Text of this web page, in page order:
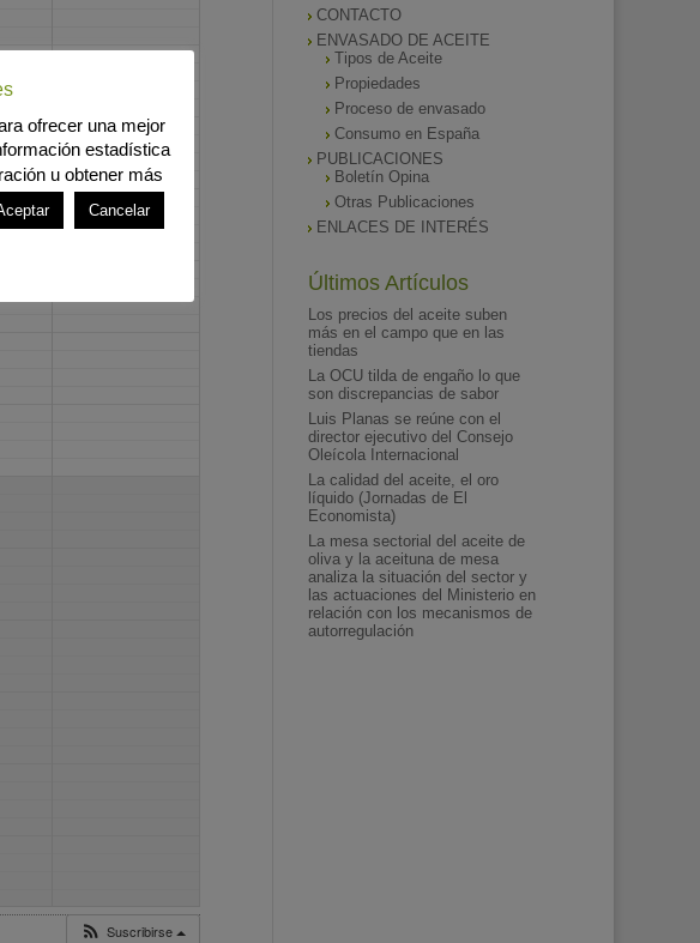
Suscribirse
CONTACTO
ENVASADO DE ACEITE
Tipos de Aceite
Propiedades
Proceso de envasado
Consumo en España
PUBLICACIONES
Boletín Opina
Otras Publicaciones
ENLACES DE INTERÉS
Últimos Artículos
Los precios del aceite suben
más en el campo que en las
tiendas
La OCU tilda de engaño lo que
son discrepancias de sabor
Luis Planas se reúne con el
director ejecutivo del Consejo
Oleícola Internacional
La calidad del aceite, el oro
líquido (Jornadas de El
Economista)
La mesa sectorial del aceite de
oliva y la aceituna de mesa
analiza la situación del sector y
las actuaciones del Ministerio en
relación con los mecanismos de
autorregulación
ofrecer una mejor
estadística
u obtener más
Cancelar